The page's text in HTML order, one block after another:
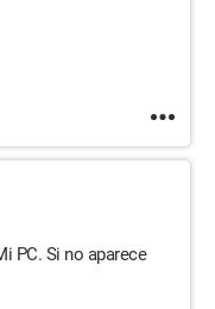
PC. Si no aparece